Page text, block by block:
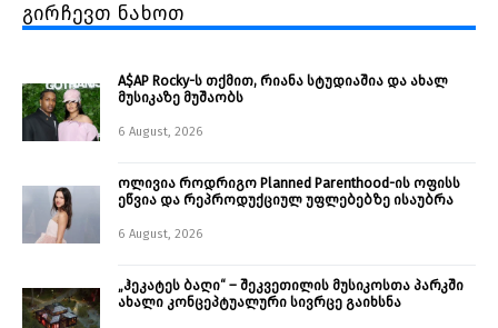
გირჩევთ ნახოთ
A$AP Rocky-ს თქმით, რიანა სტუდიაშია და ახალ
მუსიკაზე მუშაობს
6 August, 2026
ოლივია როდრიგო Planned Parenthood-ის ოფისს
ეწვია და რეპროდუქციულ უფლებებზე ისაუბრა
6 August, 2026
„ჰეკატეს ბაღი“ – შეკვეთილის მუსიკოსთა პარკში
ახალი კონცეპტუალური სივრცე გაიხსნა ￼